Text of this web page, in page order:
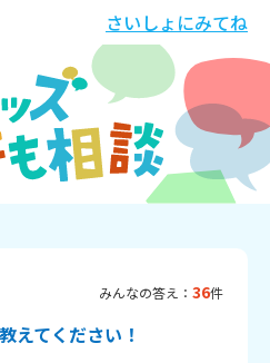
さいしょにみてね
みんなの答え： 36件
えてください！